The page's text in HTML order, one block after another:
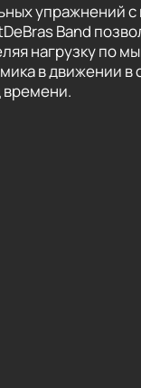
упражнений
Band
нагрузку по
в движении в
времени.